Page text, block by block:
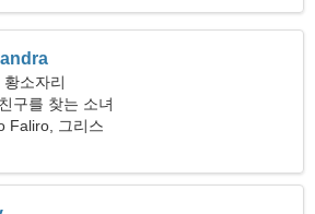
황소자리
구를 찾는 소녀
Faliro, 그리스